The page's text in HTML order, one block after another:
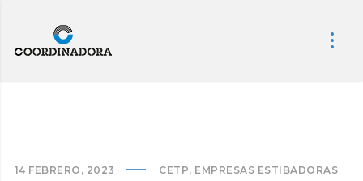
14 FEBRERO, 2023 CETP, EMPRESAS ESTIBADORAS